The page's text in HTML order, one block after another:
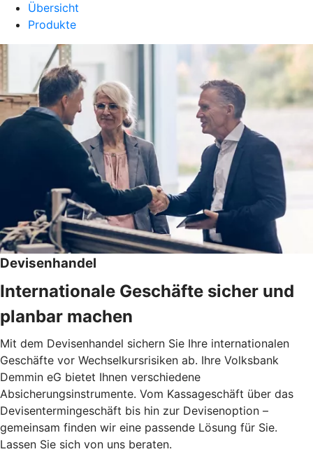
Übersicht
Produkte
Devisenhandel
Internationale Geschäfte sicher und
planbar machen
Mit dem Devisenhandel sichern Sie Ihre internationalen
Geschäfte vor Wechselkursrisiken ab. Ihre Volksbank
Demmin eG bietet Ihnen verschiedene
Absicherungsinstrumente. Vom Kassageschäft über das
Devisentermingeschäft bis hin zur Devisenoption –
gemeinsam finden wir eine passende Lösung für Sie.
Lassen Sie sich von uns beraten.